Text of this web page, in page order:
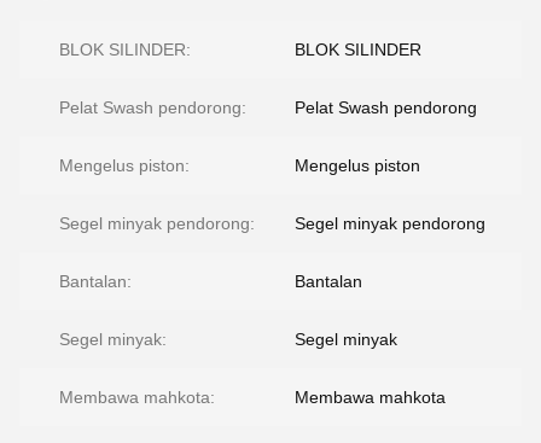
BLOK SILINDER: BLOK SILINDER
Pelat Swash pendorong: Pelat Swash pendorong
Mengelus piston: Mengelus piston
Segel minyak pendorong: Segel minyak pendorong
Bantalan: Bantalan
Segel minyak: Segel minyak
Membawa mahkota: Membawa mahkota